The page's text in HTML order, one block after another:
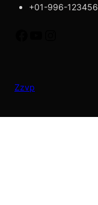
+01-996-123456
Zzvp